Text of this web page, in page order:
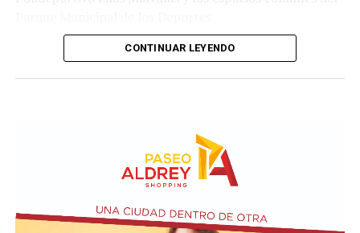
A tal efecto, el secretario Legal, Técnico y de
exigencias previstas en el contrato y en la normativa
El cuerpo estará integrado por representantes del
EMDER, la Dirección General Legal y Técnica, la
CONTINUAR LEYENDO